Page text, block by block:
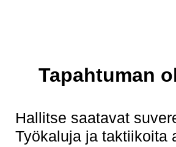
Tapahtuman
Hallitse saatavat
Työkaluja ja taktiikoita